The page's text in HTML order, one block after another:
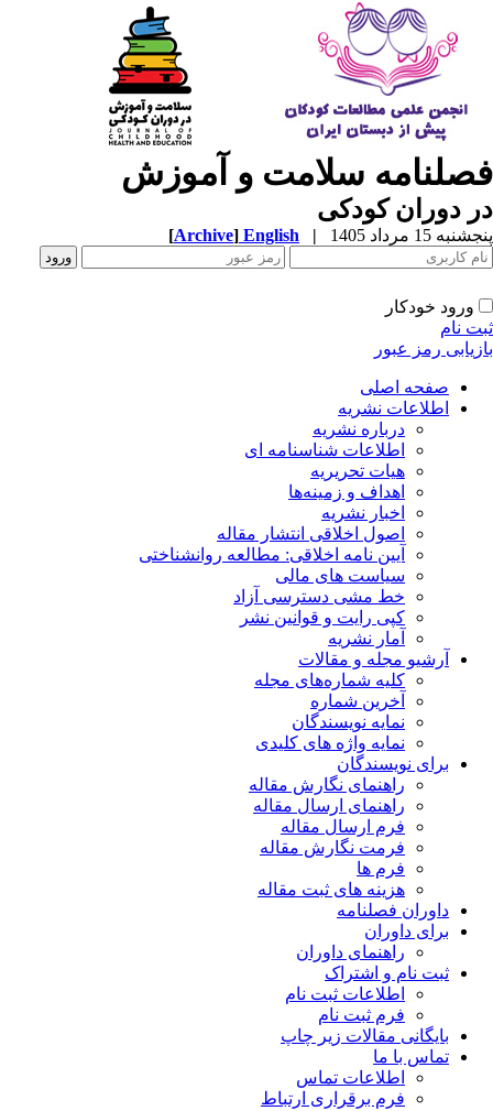
سلامت و آموزش
دوران کودکی
15 مرداد 1405 |
English
[Archive]
ورود خودکار
نام
رمز عبور
صفحه اصلی
اطلاعات نشریه
درباره نشریه
اطلاعات شناسنامه ای
هیات تحریریه
اهداف و زمینه‌ها
اخبار نشریه
اصول اخلاقی انتشار مقاله
آیین نامه اخلاقی: مطالعه روانشناختی
سیاست های مالی
خط مشی دسترسی آزاد
کپی رایت و قوانین نشر
آمار نشریه
آرشیو مجله و مقالات
کلیه شماره‌های مجله
آخرین شماره
نمایه نویسندگان
نمایه واژه های کلیدی
برای نویسندگان
راهنمای نگارش مقاله
راهنمای ارسال مقاله
فرم ارسال مقاله
فرمت نگارش مقاله
فرم ها
هزینه های ثبت مقاله
داوران فصلنامه
برای داوران
راهنمای داوران
ثبت نام و اشتراک
اطلاعات ثبت نام
فرم ثبت نام
بایگانی مقالات زیر چاپ
تماس با ما
اطلاعات تماس
فرم برقراری ارتباط